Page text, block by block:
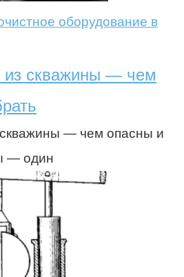
оборудование в
из скважины — чем
— чем опасны и
— один